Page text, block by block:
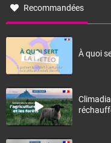
Recommandées
À quoi